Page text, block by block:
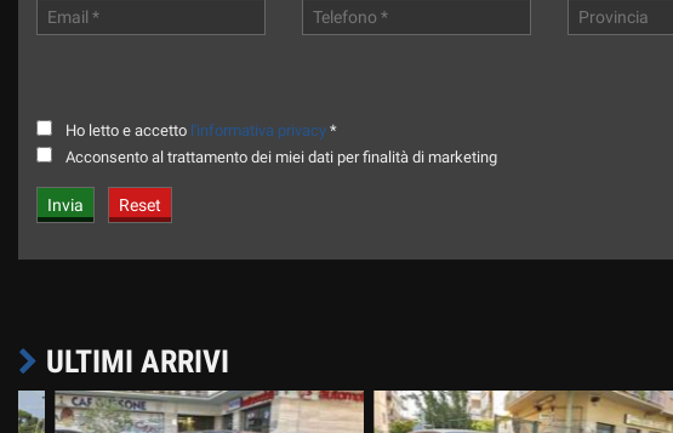
Ho letto e accetto l'informativa privacy *
Acconsento al trattamento dei miei dati per finalità di marketing
ULTIMI ARRIVI